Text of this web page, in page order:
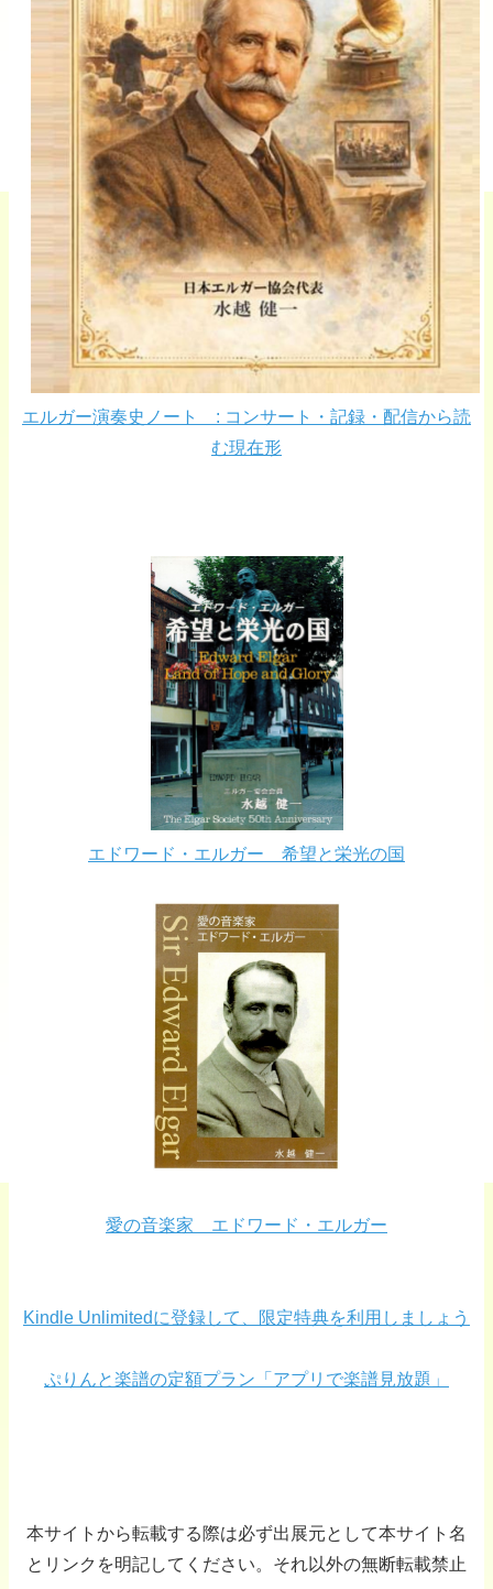
エルガー演奏史ノート : コンサート・記録・配信から読
む現在形
エドワード・エルガー 希望と栄光の国
愛の音楽家 エドワード・エルガー
Kindle Unlimitedに登録して、限定特典を利用しましょう
ぷりんと楽譜の定額プラン「アプリで楽譜見放題」
本サイトから転載する際は必ず出展元として本サイト名
とリンクを明記してください。それ以外の無断転載禁止